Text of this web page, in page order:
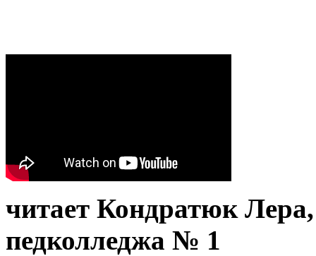
читает Кондратюк
педколледжа № 1